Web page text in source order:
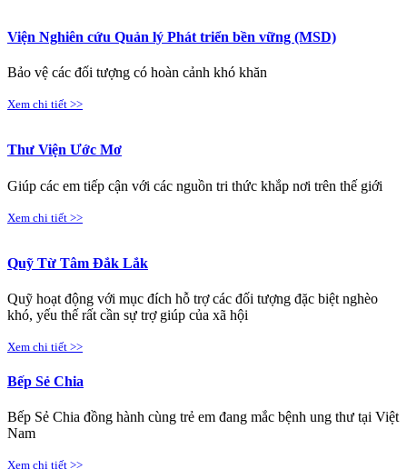
Viện Nghiên cứu Quản lý Phát triển bền vững (MSD)
Bảo vệ các đối tượng có hoàn cảnh khó khăn
Xem chi tiết >>
Thư Viện Ước Mơ
Giúp các em tiếp cận với các nguồn tri thức khắp nơi trên thế giới
Xem chi tiết >>
Quỹ Từ Tâm Đắk Lắk
Quỹ hoạt động với mục đích hỗ trợ các đối tượng đặc biệt nghèo
khó, yếu thế rất cần sự trợ giúp của xã hội
Xem chi tiết >>
Bếp Sẻ Chia
Bếp Sẻ Chia đồng hành cùng trẻ em đang mắc bệnh ung thư tại Việt
Nam
Xem chi tiết >>